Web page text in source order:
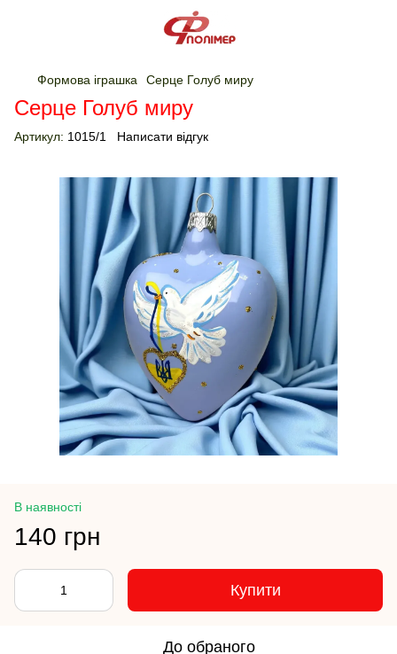
Формова іграшка Серце Голуб миру
Серце Голуб миру
Артикул: 1015/1 Написати відгук
В наявності
140 грн
Купити
До обраного